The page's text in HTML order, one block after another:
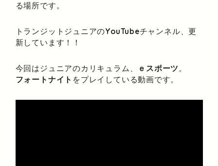
る場所です。
トランジットジュニアのYouTubeチャンネル、更
新しています！！
今回はジュニアのカリキュラム、 ｅスポーツ。
フォートナイト をプレイしている動画です。